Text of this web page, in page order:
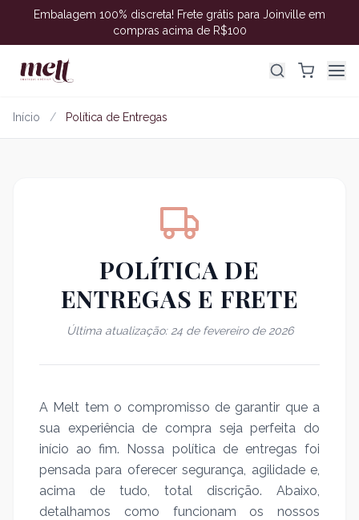
Embalagem 100% discreta! Frete grátis para Joinville em
compras acima de R$100
Início / Política de Entregas
POLÍTICA DE
ENTREGAS E FRETE
Última atualização: 24 de fevereiro de 2026
A Melt tem o compromisso de garantir que a
sua experiência de compra seja perfeita do
início ao fim. Nossa política de entregas foi
pensada para oferecer segurança, agilidade e,
acima de tudo, total discrição. Abaixo,
detalhamos como funcionam os nossos